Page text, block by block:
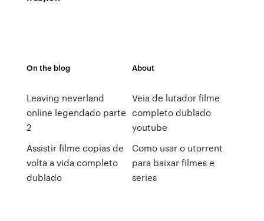
On the blog
Leaving neverland
online legendado parte
2
Assistir filme copias de
volta a vida completo
dublado
About
Veia de lutador filme
completo dublado
youtube
Como usar o utorrent
para baixar filmes e
series